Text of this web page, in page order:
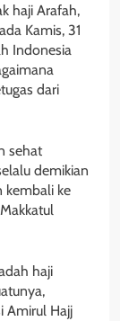
haji Arafah,
Kamis, 31
Indonesia
dari
sehat
demikian
kembali ke
haji
Amirul Hajj